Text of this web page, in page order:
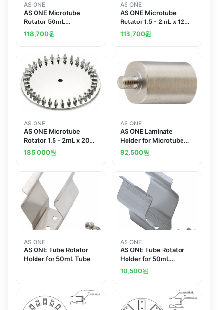
AS ONE
AS ONE Microtube
Rotator 50mL
Centrifuge Tube x 2 Pcs
MTH-500
118,700원
AS ONE
AS ONE Microtube
Rotator 1.5 - 2mL x 12
Pcs MTH-012
118,700원
AS ONE
AS ONE Microtube
Rotator 1.5 - 2mL x 20
Pcs MTH-020
185,000원
AS ONE
AS ONE Laminate
Holder for Microtube
Rotator MTH-P
92,500원
AS ONE
AS ONE Tube Rotator
Holder for 50mL Tube
AS ONE
AS ONE Tube Rotator
Holder for 50mL
Tubeand others
10,500원